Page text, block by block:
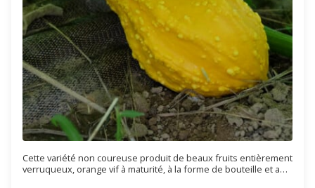
Cette variété non coureuse produit de beaux fruits entièrement
verruqueux, orange vif à maturité, à la forme de bouteille et au